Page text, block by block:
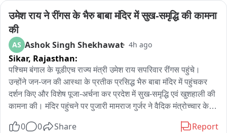
उमेश राय ने रींगस के भैरु बाबा मंदिर में सुख-समृद्धि की कामना
की
AS Ashok Singh Shekhawat 4h ago
Sikar, Rajasthan:
पश्चिम बंगाल के यूडीएच राज्य मंत्री उमेश राय सपरिवार रींगस पहुंचे।
उन्होंने जन-जन की आस्था के प्रतीक प्रसिद्ध भैरु बाबा मंदिर में पहुंचकर
दर्शन किए और विशेष पूजा-अर्चना कर प्रदेश में सुख-समृद्धि एवं खुशहाली की
कामना की। मंदिर पहुंचने पर पुजारी मामराज गुर्जर ने वैदिक मंत्रोच्चार के
कर क्षेत्र की सुख-शांति एवं समृद्धि की कामना की। पूजा के बाद मंदिर
0 0 Share Report